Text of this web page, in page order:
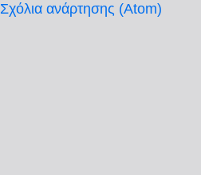
Σχόλια ανάρτησης (Atom)